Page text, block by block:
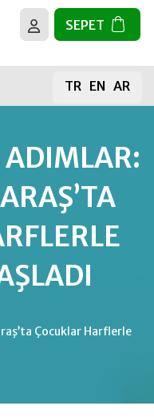
SEPET
TR EN AR
ADIMLAR:
Çocuklar Harflerle